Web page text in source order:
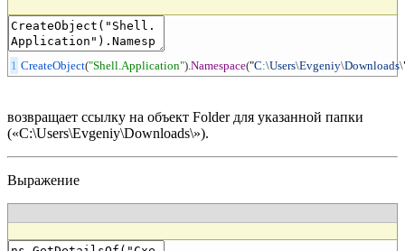
1 CreateObject("Shell.Application").Namespace("C:\Users\Evgeniy\Downloads\
возвращает ссылку на объект Folder для указанной папки
(«C:\Users\Evgeniy\Downloads\»).
Выражение